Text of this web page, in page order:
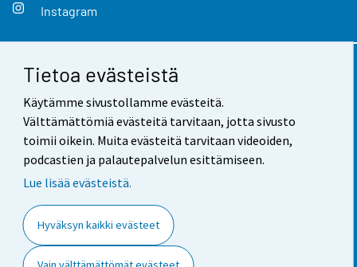
Tietoa evästeistä
Käytämme sivustollamme evästeitä.
Välttämättömiä evästeitä tarvitaan, jotta sivusto
toimii oikein. Muita evästeitä tarvitaan videoiden,
podcastien ja palautepalvelun esittämiseen.
Lue lisää evästeistä.
Hyväksyn kaikki evästeet
Instagram
Yhteystiedot
Palaute
Käyttöehdot
Saavutettavuus
Tietoa sivustosta